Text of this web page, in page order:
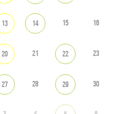
13 14 15 16
20 21 22 23
27 28 29 30